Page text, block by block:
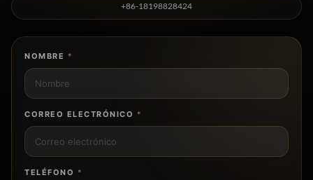
+86-18198828424
NOMBRE *
CORREO ELECTRÓNICO *
TELÉFONO *